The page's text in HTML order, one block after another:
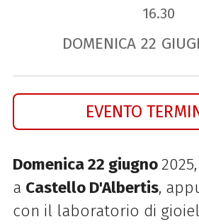
16.30
DOMENICA 22
EVENTO
Domenica 22 giugno
a Castello D'Albertis,
con il laboratorio di